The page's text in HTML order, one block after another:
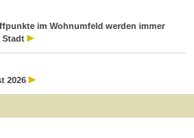
im Wohnumfeld werden immer
Stadt
2026